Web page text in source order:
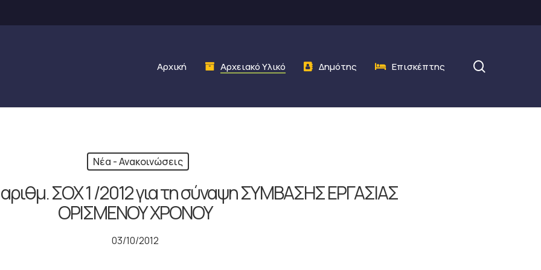
Αρχική Αρχειακό Υλικό Δημότης Επισκέπτης
Νέα - Ανακοινώσεις
ΣΟΧ 1 /2012 για τη σύναψη ΣΥΜΒΑΣΗΣ ΕΡΓΑΣΙΑΣ
ΟΡΙΣΜΕΝΟΥ ΧΡΟΝΟΥ
03/10/2012